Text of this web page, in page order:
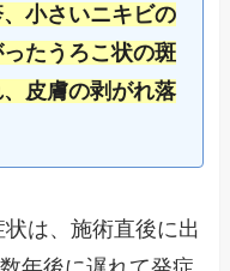
小さいニキビの
たうろこ状の斑
皮膚の剥がれ落
は、施術直後に出